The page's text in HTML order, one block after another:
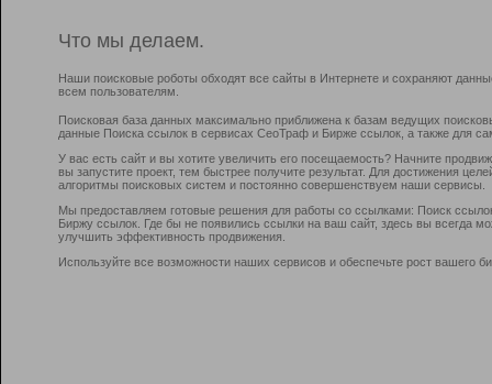
Что мы делаем.
Наши поисковые роботы обходят все сайты в Интернете и сохраняют
всем пользователям.
Поисковая база данных максимально приближена к базам ведущих
данные Поиска ссылок в сервисах СеоТраф и Бирже ссылок, а также для
У вас есть сайт и вы хотите увеличить его посещаемость? Начните
вы запустите проект, тем быстрее получите результат. Для достижения
алгоритмы поисковых систем и постоянно совершенствуем наши сервисы.
Мы предоставляем готовые решения для работы со ссылками: Поиск
Биржу ссылок. Где бы не появились ссылки на ваш сайт, здесь вы всегда
улучшить эффективность продвижения.
Используйте все возможности наших сервисов и обеспечьте рост вашего